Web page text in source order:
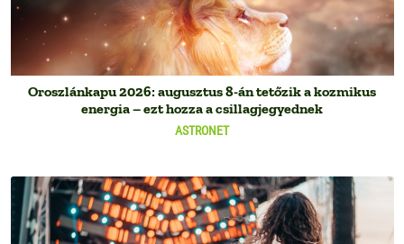
ASTRONET
Oroszlánkapu 2026: augusztus 8-án tetőzik a kozmikus
energia – ezt hozza a csillagjegyednek